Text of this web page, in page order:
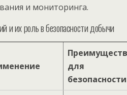
и мониторинга.
и их роль в безопасности добычи
для
безопасности